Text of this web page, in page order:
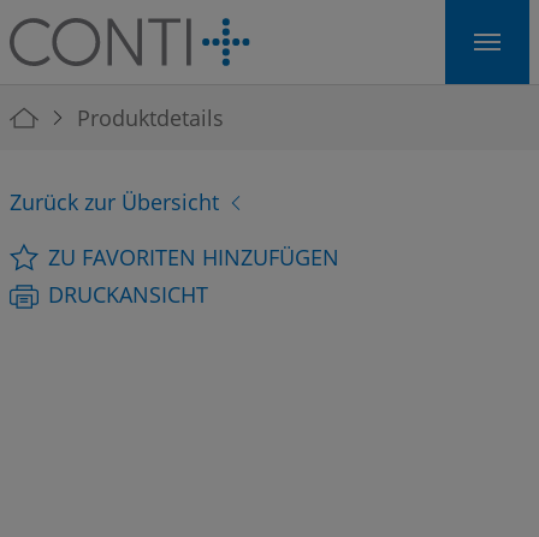
Skip to main navigation
Skip to main content
Skip to page footer
You are here:
Produktdetails
Zurück zur Übersicht
ZU FAVORITEN HINZUFÜGEN
DRUCKANSICHT